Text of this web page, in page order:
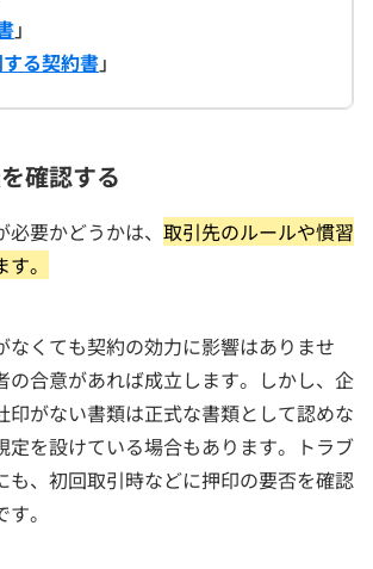
」
る契約書」
確認する
要かどうかは、 取引先のルールや慣習
。
なくても契約の効力に影響はありませ
の合意があれば成立します。しかし、企
印がない書類は正式な書類として認めな
定を設けている場合もあります。トラブ
も、初回取引時などに押印の要否を確認
。